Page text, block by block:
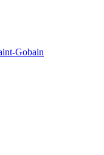
Gobain